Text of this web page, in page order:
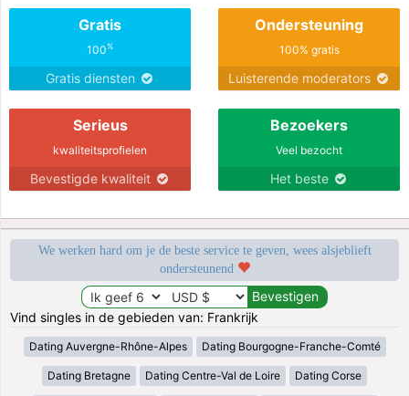
Gratis
100%
Gratis diensten
Ondersteuning
100% gratis
Luisterende moderators
Serieus
kwaliteitsprofielen
Bevestigde kwaliteit
Bezoekers
Veel bezocht
Het beste
We werken hard om je de beste service te geven, wees alsjeblieft
ondersteunend
Vind singles in de gebieden van: Frankrijk
Dating Auvergne-Rhône-Alpes Dating Bourgogne-Franche-Comté
Dating Bretagne Dating Centre-Val de Loire Dating Corse